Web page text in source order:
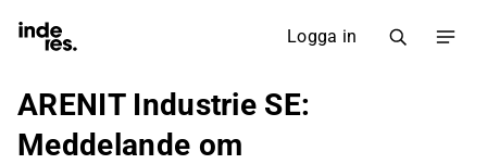
Logga in
ARENIT Industrie SE:
Meddelande om